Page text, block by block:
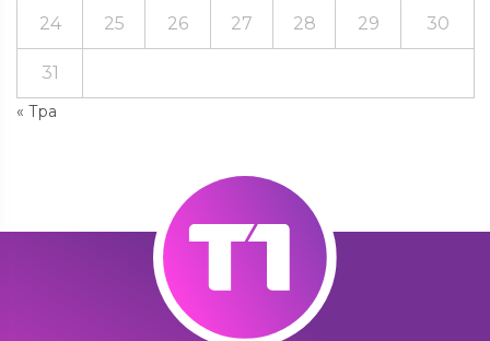
« Тра
24 25 26 27 28 29 30
31